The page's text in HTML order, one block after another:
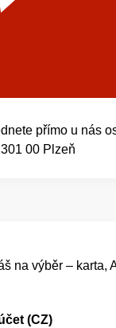
přímo u nás
00 Plzeň
na výběr – karta,
(CZ)